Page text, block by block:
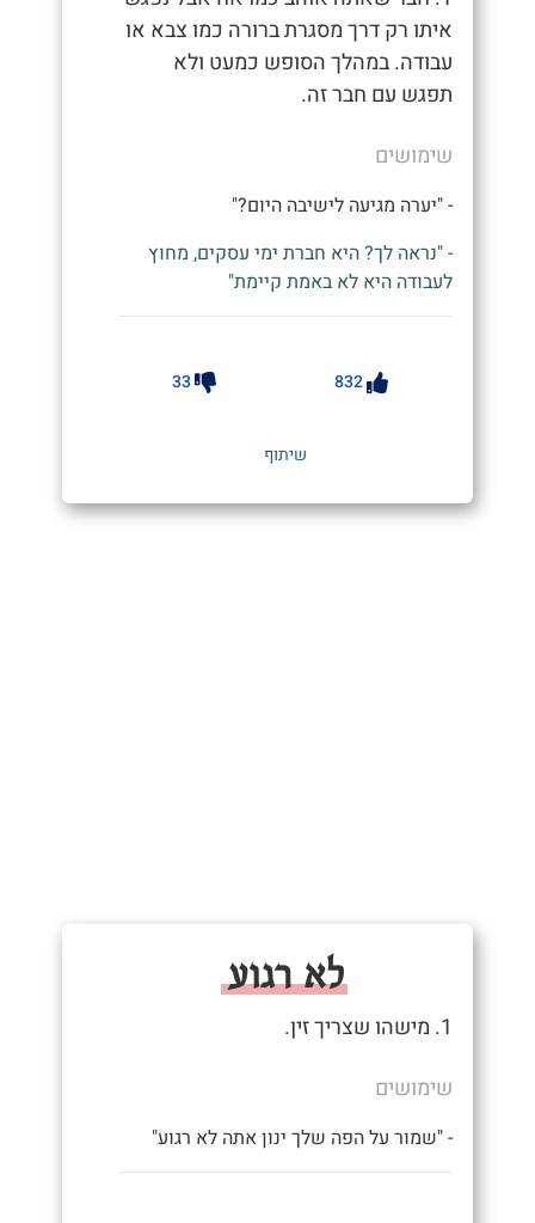
איתו רק דרך מסגרת ברורה כמו צבא או
עבודה. במהלך הסופש כמעט ולא
תפגש עם חבר זה.
שימושים
- "יערה מגיעה לישיבה היום?"
- "נראה לך? היא חברת ימי עסקים, מחוץ
לעבודה היא לא באמת קיימת"
832
33
שיתוף
לא רגוע
1. מישהו שצריך זין.
שימושים
- "שמור על הפה שלך ינון אתה לא רגוע"